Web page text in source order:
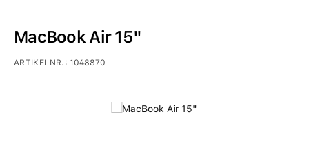
Bildergalerie überspringen
MacBook Air 15"
ARTIKELNR.:1048870